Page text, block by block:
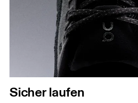
Sicher laufen